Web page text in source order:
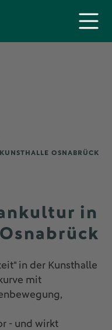
OSNABRÜCK
in
in der Kunsthalle
mit
- und wirkt